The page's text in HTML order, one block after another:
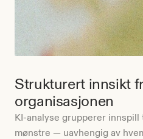
Strukturert innsikt
organisasjonen
KI-analyse grupperer
mønstre — uavhengig av